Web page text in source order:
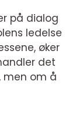
på dialog
ledelse
øker
det
men om å